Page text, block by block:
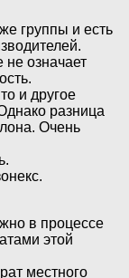
группы и есть
означает
и другое
разница
Очень
в процессе
этой
местного